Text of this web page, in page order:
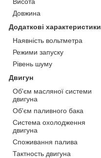
Довжина
Додаткові характеристики
Наявність вольтметра
Режими запуску
Рівень шуму
Двигун
Об'єм масляної системи
двигуна
Об'єм паливного бака
Система охолодження
двигуна
Споживання палива
Тактность двигуна